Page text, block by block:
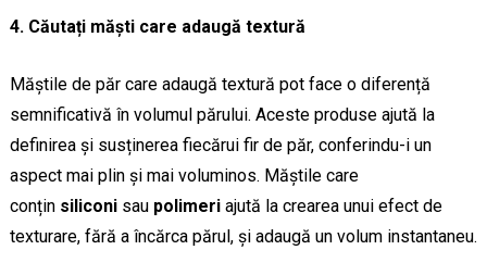
4. Căutați măști care adaugă textură
Măștile de păr care adaugă textură pot face o diferență
semnificativă în volumul părului. Aceste produse ajută la
definirea și susținerea fiecărui fir de păr, conferindu-i un
aspect mai plin și mai voluminos. Măștile care
conțin siliconisau polimeriajută la crearea unui efect de
texturare, fără a încărca părul, și adaugă un volum instantaneu.